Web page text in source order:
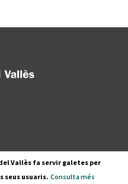
Vallès fa servir galetes per
seus usuaris. Consulta més